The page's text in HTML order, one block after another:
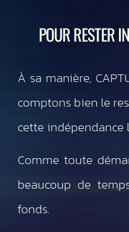
POUR RESTER
À sa manière,
comptons bien le
cette indépendance
Comme toute
beaucoup de
fonds.